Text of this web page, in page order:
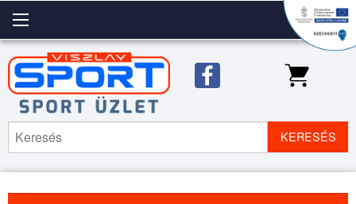
KERESÉS